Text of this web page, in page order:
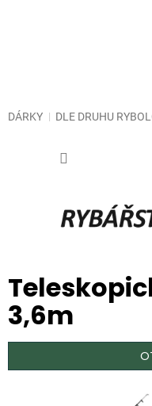
DÁRKY DLE DRUHU
3,6m